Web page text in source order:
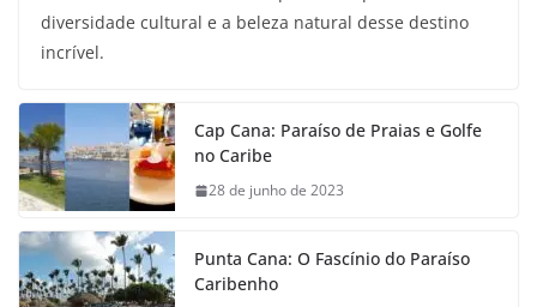
diversidade cultural e a beleza natural desse destino
incrível.
Cap Cana: Paraíso de Praias e Golfe
no Caribe
28 de junho de 2023
Punta Cana: O Fascínio do Paraíso
Caribenho